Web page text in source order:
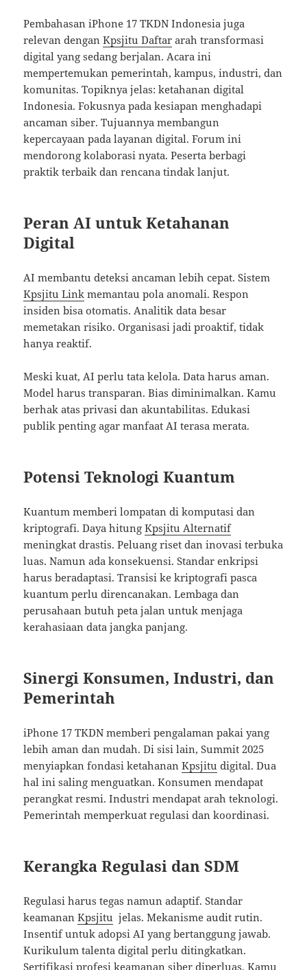
Pembahasan iPhone 17 TKDN Indonesia juga
relevan denganKpsjitu Daftar arah transformasi
digital yang sedang berjalan. Acara ini
mempertemukan pemerintah, kampus, industri, dan
komunitas. Topiknya jelas: ketahanan digital
Indonesia. Fokusnya pada kesiapan menghadapi
ancaman siber. Tujuannya membangun
kepercayaan pada layanan digital. Forum ini
mendorong kolaborasi nyata. Peserta berbagi
praktik terbaik dan rencana tindak lanjut.
Peran AI untuk Ketahanan
Digital
AI membantu deteksi ancaman lebih cepat. Sistem
Kpsjitu Link memantau pola anomali. Respon
insiden bisa otomatis. Analitik data besar
memetakan risiko. Organisasi jadi proaktif, tidak
hanya reaktif.
Meski kuat, AI perlu tata kelola. Data harus aman.
Model harus transparan. Bias diminimalkan. Kamu
berhak atas privasi dan akuntabilitas. Edukasi
publik penting agar manfaat AI terasa merata.
Potensi Teknologi Kuantum
Kuantum memberi lompatan di komputasi dan
kriptografi. Daya hitungKpsjitu Alternatif
meningkat drastis. Peluang riset dan inovasi terbuka
luas. Namun ada konsekuensi. Standar enkripsi
harus beradaptasi. Transisi ke kriptografi pasca
kuantum perlu direncanakan. Lembaga dan
perusahaan butuh peta jalan untuk menjaga
kerahasiaan data jangka panjang.
Sinergi Konsumen, Industri, dan
Pemerintah
iPhone 17 TKDN memberi pengalaman pakai yang
lebih aman dan mudah. Di sisi lain, Summit 2025
menyiapkan fondasi ketahananKpsjitu digital. Dua
hal ini saling menguatkan. Konsumen mendapat
perangkat resmi. Industri mendapat arah teknologi.
Pemerintah memperkuat regulasi dan koordinasi.
Kerangka Regulasi dan SDM
Regulasi harus tegas namun adaptif. Standar
keamananKpsjitu jelas. Mekanisme audit rutin.
Insentif untuk adopsi AI yang bertanggung jawab.
Kurikulum talenta digital perlu ditingkatkan.
Sertifikasi profesi keamanan siber diperluas. Kamu